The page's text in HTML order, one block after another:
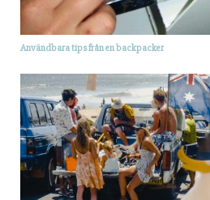
Användbara tips från en backpacker